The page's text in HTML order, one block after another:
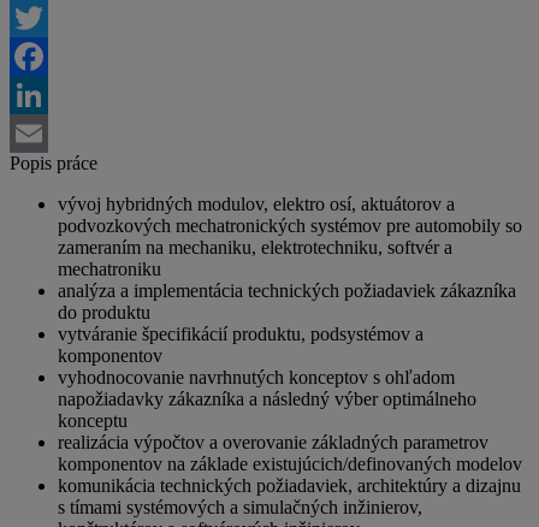
Twitter
Facebook
LinkedIn
Email
Popis práce
vývoj hybridných modulov, elektro osí, aktuátorov a
podvozkových mechatronických systémov pre automobily so
zameraním na mechaniku, elektrotechniku, softvér a
mechatroniku
analýza a implementácia technických požiadaviek zákazníka
do produktu
vytváranie špecifikácií produktu, podsystémov a
komponentov
vyhodnocovanie navrhnutých konceptov s ohľadom
napožiadavky zákazníka a následný výber optimálneho
konceptu
realizácia výpočtov a overovanie základných parametrov
komponentov na základe existujúcich/definovaných modelov
komunikácia technických požiadaviek, architektúry a dizajnu
s tímami systémových a simulačných inžinierov,